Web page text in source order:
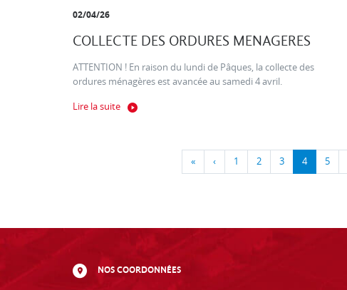
02/04/26
COLLECTE DES ORDURES MENAGERES
ATTENTION ! En raison du lundi de Pâques, la collecte des
ordures ménagères est avancée au samedi 4 avril.
Lire la suite
« ‹ 1 2 3 4 5
NOS COORDONNÉES